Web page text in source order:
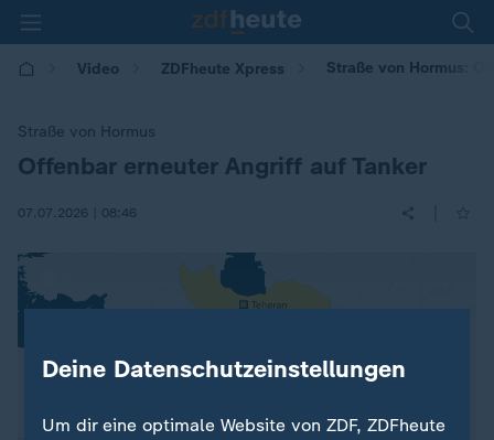
Video ZDFheute Xpress Straße von Hormus:
Straße von Hormus
:
Offenbar erneuter Angriff auf Tanker
07.07.2026 | 08:46
Deine Datenschutzeinstellungen
Um dir eine optimale Website von ZDF, ZDFheute